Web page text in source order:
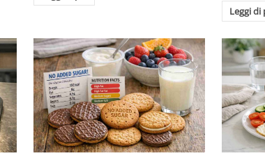
Leggi di